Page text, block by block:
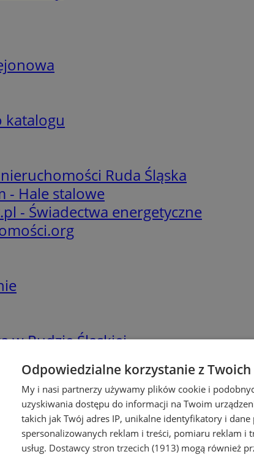
katalogu
Ruda Śląska
- Hale stalowe
- Świadectwa energetyczne
w Rudzie Śląskiej
pracy
Odpowiedzialne korzystanie z Twoich
My i nasi partnerzy używamy plików cookie i
uzyskiwania dostępu do informacji na Twoim
takich jak Twój adres IP, unikalne identyfikatory i
spersonalizowanych reklam i treści, pomiaru reklam i
usług. Dostawcy stron trzecich (1913) mogą również